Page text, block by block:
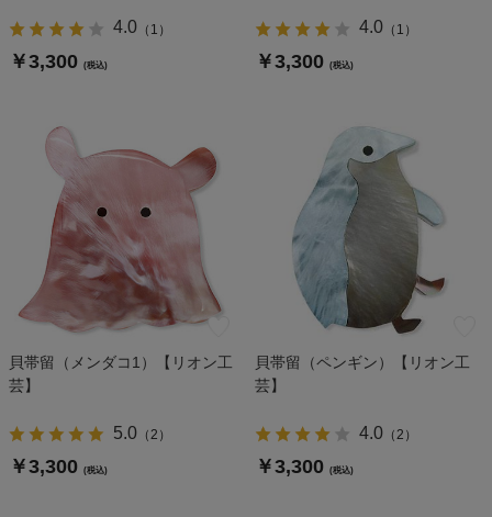
4.0（ 1 ）
￥3,300 (税込)
4.0（ 1 ）
￥3,300 (税込)
貝帯留（メンダコ1）【リオン工
芸】
5.0（2 ）
￥3,300 (税込)
貝帯留（ペンギン）【リオン工
芸】
4.0（2 ）
￥3,300 (税込)